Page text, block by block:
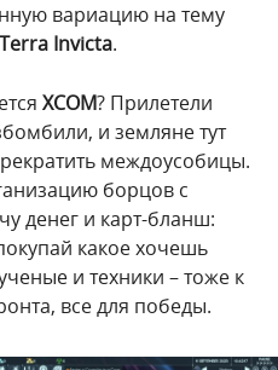
вариацию на тему
Terra Invicta.
XCOM? Прилетели
и земляне тут
междоусобицы.
борцов с
денег и карт-бланш:
какое хочешь
и техники – тоже к
все для победы.